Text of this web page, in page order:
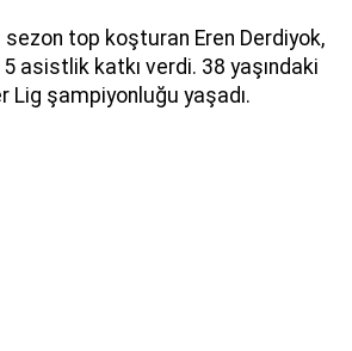
top koşturan Eren Derdiyok,
asistlik katkı verdi. 38 yaşındaki
Lig şampiyonluğu yaşadı.